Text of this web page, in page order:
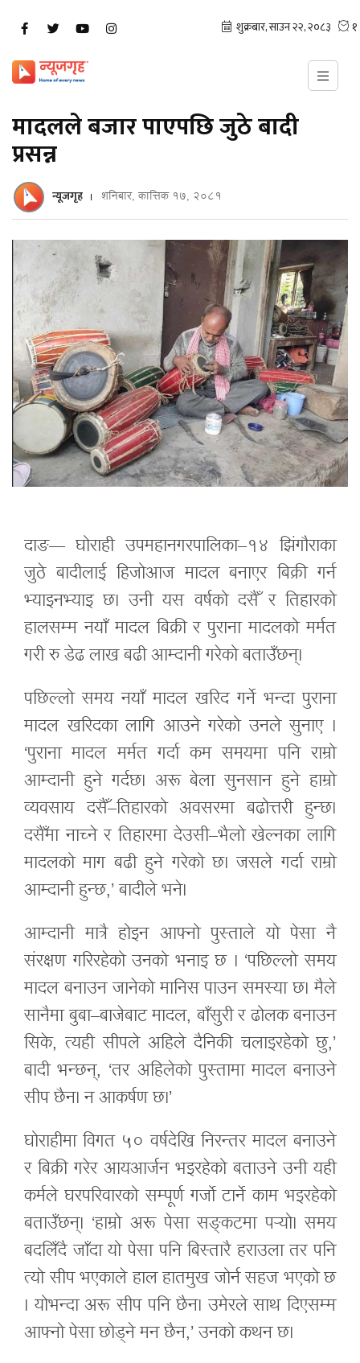
मादलले बजार पाएपछि जुठे बादी
प्रसन्न
न्यूजगृह शनिबार, कात्तिक १७, २०८१
दाङ— घोराही उपमहानगरपालिका–१४ झिंगौराका
जुठे बादीलाई हिजोआज मादल बनाएर बिक्री गर्न
भ्याइनभ्याइ छ। उनी यस वर्षको दसैँ र तिहारको
हालसम्म नयाँ मादल बिक्री र पुराना मादलको मर्मत
गरी रु डेढ लाख बढी आम्दानी गरेको बताउँछन्।
पछिल्लो समय नयाँ मादल खरिद गर्ने भन्दा पुराना
मादल खरिदका लागि आउने गरेको उनले सुनाए ।
‘पुराना मादल मर्मत गर्दा कम समयमा पनि राम्रो
आम्दानी हुने गर्दछ। अरू बेला सुनसान हुने हाम्रो
व्यवसाय दसैँ–तिहारको अवसरमा बढोत्तरी हुन्छ।
दसैँमा नाच्ने र तिहारमा देउसी–भैलो खेल्नका लागि
मादलको माग बढी हुने गरेको छ। जसले गर्दा राम्रो
आम्दानी हुन्छ,’ बादीले भने।
आम्दानी मात्रै होइन आफ्नो पुस्ताले यो पेसा नै
संरक्षण गरिरहेको उनको भनाइ छ । ‘पछिल्लो समय
मादल बनाउन जानेको मानिस पाउन समस्या छ। मैले
सानैमा बुबा–बाजेबाट मादल, बाँसुरी र ढोलक बनाउन
सिके, त्यही सीपले अहिले दैनिकी चलाइरहेको छु,’
बादी भन्छन्, ‘तर अहिलेको पुस्तामा मादल बनाउने
सीप छैन। न आकर्षण छ।’
घोराहीमा विगत ५० वर्षदेखि निरन्तर मादल बनाउने
र बिक्री गरेर आयआर्जन भइरहेको बताउने उनी यही
कर्मले घरपरिवारको सम्पूर्ण गर्जो टार्ने काम भइरहेको
बताउँछन्। ‘हाम्रो अरू पेसा सङ्कटमा पर्‍यो। समय
बदलिँदै जाँदा यो पेसा पनि बिस्तारै हराउला तर पनि
त्यो सीप भएकाले हाल हातमुख जोर्न सहज भएको छ
। योभन्दा अरू सीप पनि छैन। उमेरले साथ दिएसम्म
आफ्नो पेसा छोड्ने मन छैन,’ उनको कथन छ।